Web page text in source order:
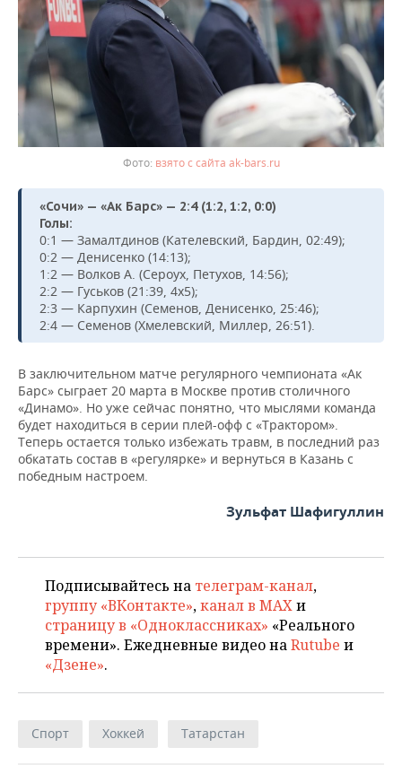
взято с сайта ak-bars.ru
«Сочи» — «Ак Барс» — 2:4 (1:2, 1:2, 0:0)
Голы:
0:1 — Замалтдинов (Кателевский, Бардин, 02:49);
0:2 — Денисенко (14:13);
1:2 — Волков А. (Сероух, Петухов, 14:56);
2:2 — Гуськов (21:39, 4х5);
2:3 — Карпухин (Семенов, Денисенко, 25:46);
2:4 — Семенов (Хмелевский, Миллер, 26:51).
В заключительном матче регулярного чемпионата «Ак
Барс» сыграет 20 марта в Москве против столичного
«Динамо». Но уже сейчас понятно, что мыслями команда
будет находиться в серии плей-офф с «Трактором».
Теперь остается только избежать травм, в последний раз
обкатать состав в «регулярке» и вернуться в Казань с
победным настроем.
Зульфат Шафигуллин
Подписывайтесь на телеграм-канал,
группу «ВКонтакте»,канал в MAXи
страницу в «Одноклассниках» «Реального
времени». Ежедневные видео наRutube и
«Дзене».
Спорт Хоккей Татарстан